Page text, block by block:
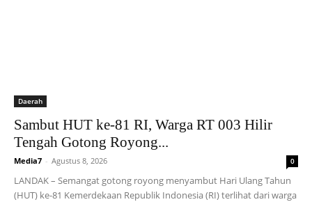
Daerah
Sambut HUT ke-81 RI, Warga RT 003 Hilir
Tengah Gotong Royong...
Media7 - Agustus 8, 2026 0
LANDAK – Semangat gotong royong menyambut Hari Ulang Tahun
(HUT) ke-81 Kemerdekaan Republik Indonesia (RI) terlihat dari warga